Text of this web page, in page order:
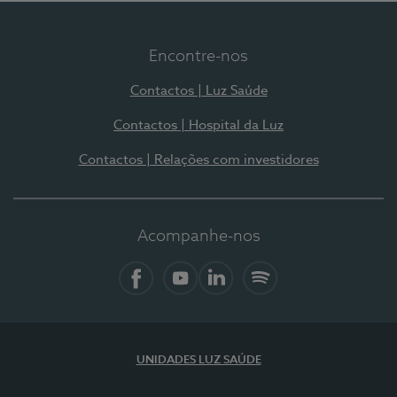
Encontre-nos
Contactos | Luz Saúde
Contactos | Hospital da Luz
Contactos | Relações com investidores
Acompanhe-nos
UNIDADES LUZ SAÚDE